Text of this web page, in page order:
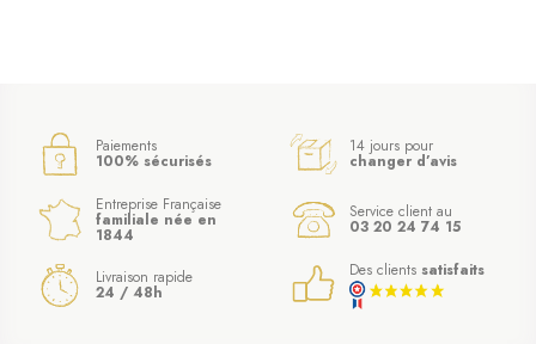
Paiements
100% sécurisés
14 jours pour
changer d’avis
Entreprise Française
familiale née en
1844
Service client au
03 20 24 74 15
Livraison rapide
24 / 48h
Des clients satisfaits